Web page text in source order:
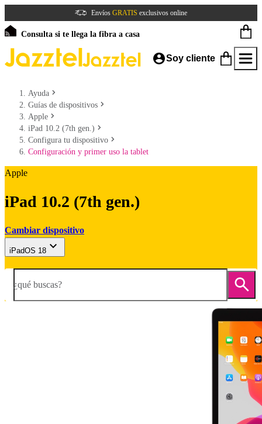
Envíos GRATIS exclusivos online
Consulta si te llega la fibra a casa
Soy cliente
Ayuda
Guías de dispositivos
Apple
iPad 10.2 (7th gen.)
Configura tu dispositivo
Configuración y primer uso la tablet
Apple
iPad 10.2 (7th gen.)
Cambiar dispositivo
iPadOS 18
¿qué buscas?